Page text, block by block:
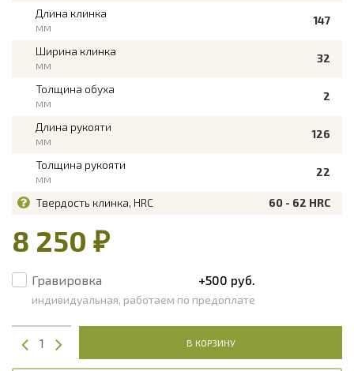
Длина клинка
мм
147
Ширина клинка
мм
32
Толщина обуха
мм
2
Длина рукояти
мм
126
Толщина рукояти
мм
22
Твердость клинка, HRC 60 - 62 HRC
8 250 ₽
Гравировка +500 руб.
индивидуальная, работаем по предоплате
В КОРЗИНУ